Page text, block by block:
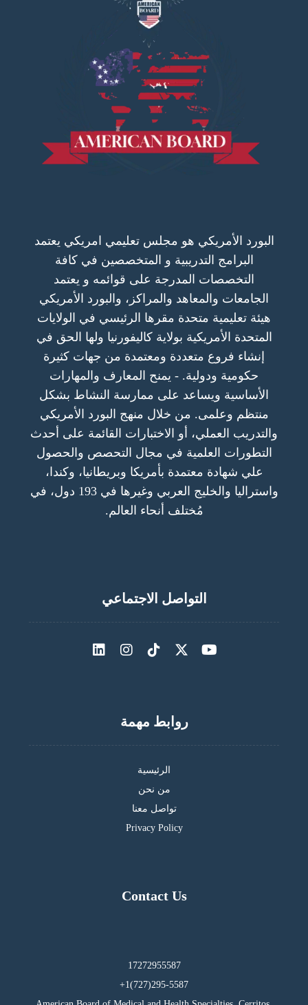
البورد الأمريكي هو مجلس تعليمي امريكي يعتمد
البرامج التدريبية و المتخصصين في كافة
التخصصات المدرجة على قوائمه و يعتمد
الجامعات والمعاهد والمراكز، والبورد الأمريكي
هيئة تعليمية متحدة مقرها الرئيسي في الولايات
المتحدة الأمريكية بولاية كاليفورنيا ولها الحق في
إنشاء فروع متعددة ومعتمدة من جهات كثيرة
حكومية ودولية. - يمنح المعارف والمهارات
الأساسية ويساعد على ممارسة النشاط بشكل
منتظم وعلمى. من خلال منهج البورد الأمريكي
والتدريب العملي، أو الاختبارات القائمة على أحدث
التطورات العلمية في مجال التحصص والحصول
علي شهادة معتمدة بأمريكا وبريطانيا، وكندا،
واستراليا والخليج العربي وغيرها في 193 دول، في
مُختلف أنحاء العالم.
التواصل الاجتماعي
روابط مهمة
الرئيسية
من نحن
تواصل معنا
Privacy Policy
Contact Us
17272955587
295-5587(727)1+